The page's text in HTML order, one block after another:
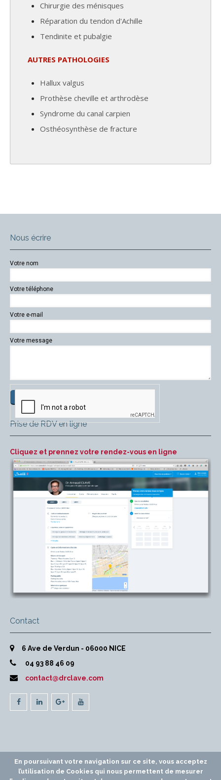
Chirurgie des ménisques
Réparation du tendon d'Achille
Tendinite et pubalgie
AUTRES PATHOLOGIES
Hallux valgus
Prothèse cheville et arthrodèse
Syndrome du canal carpien
Osthéosynthèse de fracture
Nous écrire
Votre nom
Votre téléphone
Votre e-mail
Votre message
Prise de RDV en ligne
Cliquez et prennez votre rendez-vous en ligne
Contact
6 Ave de Verdun - 06000 NICE
04 93 88 46 09
contact@drclave.com
© 2016 - Dr Arnaud Clavé - Chirurgien Orthopédique à Nice -
En poursuivant votre navigation sur ce site, vous acceptez
l’utilisation de Cookies qui nous permettent de mesurer